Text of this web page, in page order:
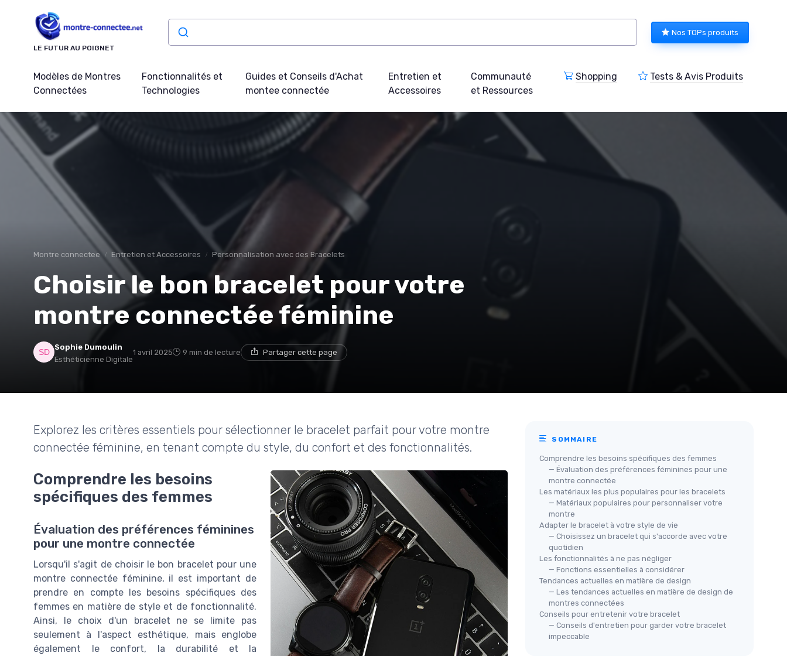
LE FUTUR AU POIGNET
Nos TOPs produits
Modèles de Montres
Connectées
Fonctionnalités et
Technologies
Guides et Conseils d'Achat
montee connectée
Entretien et
Accessoires
Communauté
et Ressources
Shopping Tests & Avis Produits
Montre connectee Entretien et Accessoires Personnalisation avec des Bracelets
Choisir le bon bracelet pour votre
montre connectée féminine
Sophie Dumoulin
Esthéticienne Digitale
1 avril 2025 9 min de lecture Partager cette page
Explorez les critères essentiels pour sélectionner le bracelet parfait pour votre montre
connectée féminine, en tenant compte du style, du confort et des fonctionnalités.
Comprendre les besoins
spécifiques des femmes
Évaluation des préférences féminines
pour une montre connectée
Lorsqu'il s'agit de choisir le bon bracelet pour une
montre connectée féminine, il est important de
prendre en compte les besoins spécifiques des
femmes en matière de style et de fonctionnalité.
Ainsi, le choix d'un bracelet ne se limite pas
seulement à l'aspect esthétique, mais englobe
également le confort, la durabilité et la
SOMMAIRE
Comprendre les besoins spécifiques des femmes
— Évaluation des préférences féminines pour une
montre connectée
Les matériaux les plus populaires pour les bracelets
— Matériaux populaires pour personnaliser votre
montre
Adapter le bracelet à votre style de vie
— Choisissez un bracelet qui s'accorde avec votre
quotidien
Les fonctionnalités à ne pas négliger
— Fonctions essentielles à considérer
Tendances actuelles en matière de design
— Les tendances actuelles en matière de design de
montres connectées
Conseils pour entretenir votre bracelet
— Conseils d'entretien pour garder votre bracelet
impeccable